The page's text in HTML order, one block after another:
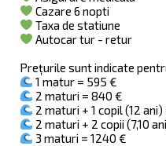
Cazare 6 nopti
Taxa de statiune
Autocar tur - retur
Prețurile sunt indicate
1 matur = 595 €
2 maturi = 840 €
2 maturi + 1 copil (12
2 maturi + 2 copii (7,10
3 maturi = 1240 €